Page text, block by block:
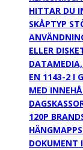
HITTAR DU
SKÅPTYP
ELLER
EN 1143-2 I
MED
120P
DOKUMENT